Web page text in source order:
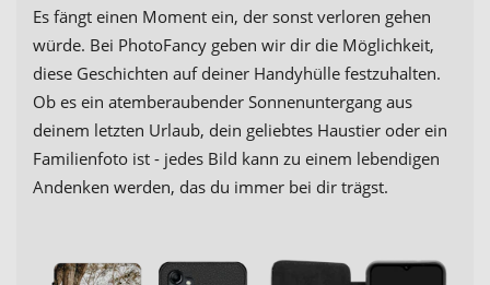
Es fängt einen Moment ein, der sonst verloren gehen
würde. Bei PhotoFancy geben wir dir die Möglichkeit,
diese Geschichten auf deiner Handyhülle festzuhalten.
Ob es ein atemberaubender Sonnenuntergang aus
deinem letzten Urlaub, dein geliebtes Haustier oder ein
Familienfoto ist - jedes Bild kann zu einem lebendigen
Andenken werden, das du immer bei dir trägst.